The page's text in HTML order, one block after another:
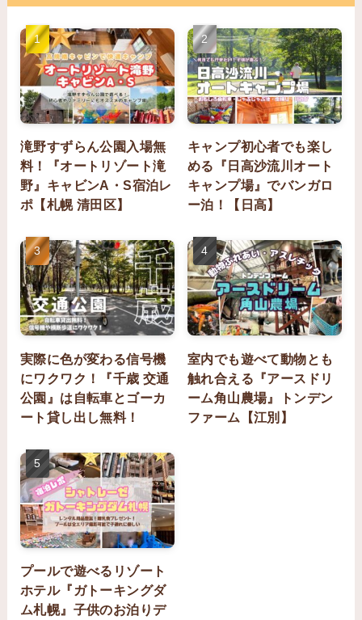
滝野すずらん公園入場無
料！『オートリゾート滝
野』キャビンA・S宿泊レ
ポ【札幌 清田区】
キャンプ初心者でも楽し
める『日高沙流川オート
キャンプ場』でバンガロ
ー泊！【日高】
実際に色が変わる信号機
にワクワク！『千歳 交通
公園』は自転車とゴーカ
ート貸し出し無料！
室内でも遊べて動物とも
触れ合える『アースドリ
ーム角山農場』トンデン
ファーム【江別】
プールで遊べるリゾート
ホテル『ガトーキングダ
ム札幌』子供のお泊りデ